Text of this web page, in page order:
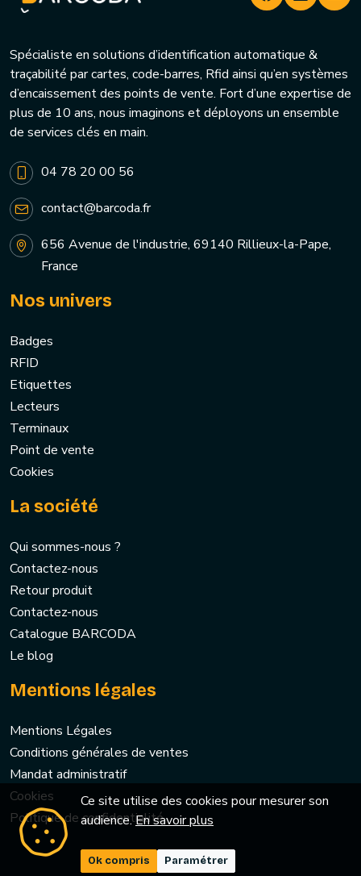
Spécialiste en solutions d’identification automatique &
traçabilité par cartes, code-barres, Rfid ainsi qu’en systèmes
d’encaissement des points de vente. Fort d’une expertise de
plus de 10 ans, nous imaginons et déployons un ensemble
de services clés en main.
04 78 20 00 56
contact@barcoda.fr
656 Avenue de l'industrie, 69140 Rillieux-la-Pape,
France
Nos univers
Badges
RFID
Etiquettes
Lecteurs
Terminaux
Point de vente
Cookies
La société
Qui sommes-nous ?
Contactez-nous
Retour produit
Contactez-nous
Catalogue BARCODA
Le blog
Mentions légales
Mentions Légales
Conditions générales de ventes
Mandat administratif
Cookies
Politique de confidentialité
Ce site utilise des cookies pour mesurer son
audience.En savoir plus
Ok compris Paramétrer